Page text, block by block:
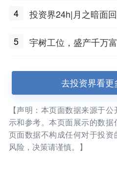
水
4
投资界24h|月之暗面
5
宇树工位，盛产千万
去投资界看更
【声明：本页面数据来源于
示和参考。本页面展示的数
页面数据不构成任何对于投
风险，决策请谨慎。】